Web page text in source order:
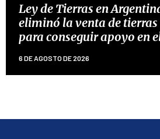
Ley de Tierras en
eliminó la venta de
para conseguir apoyo en
6 DE AGOSTO DE 2026